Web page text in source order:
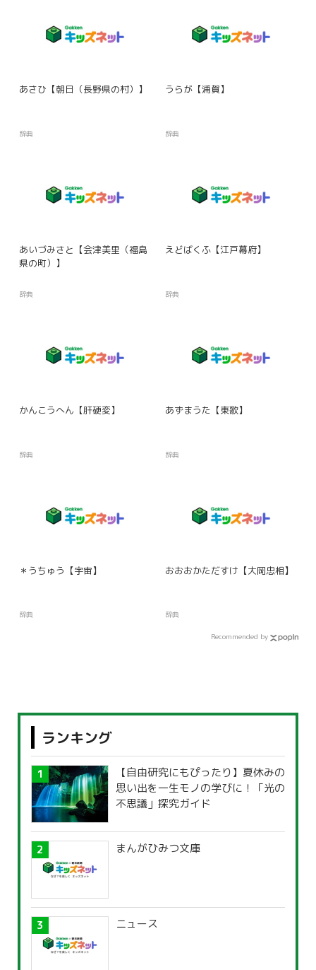
あさひ【朝日（長野県の村）】
辞典
うらが【浦賀】
辞典
あいづみさと【会津美里（福島
県の町）】
辞典
えどばくふ【江戸幕府】
辞典
かんこうへん【肝硬変】
辞典
あずまうた【東歌】
辞典
＊うちゅう【宇宙】
辞典
おおおかただすけ【大岡忠相】
辞典
Recommended by
ランキング
【自由研究にもぴったり】夏休みの
思い出を一生モノの学びに！「光の
不思議」探究ガイド
まんがひみつ文庫
ニュース